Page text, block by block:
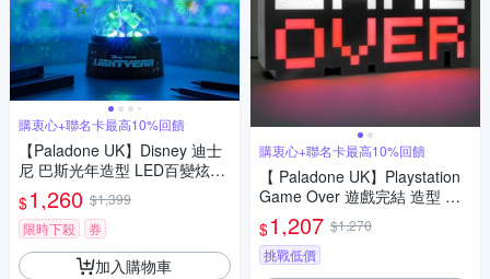
購衷心+聯名卡最高10%回饋
【Paladone UK】Disney 迪士
尼 巴斯光年造型 LED百變炫光
投射燈
$1,260 $1,399
限時下殺
券
加入購物車
購衷心+聯名卡最高10%回饋
【 Paladone UK】Playstation
Game Over 遊戲完結 造型 隨
音樂變色 燈飾夜燈
$1,207 $1,270
挑戰低價